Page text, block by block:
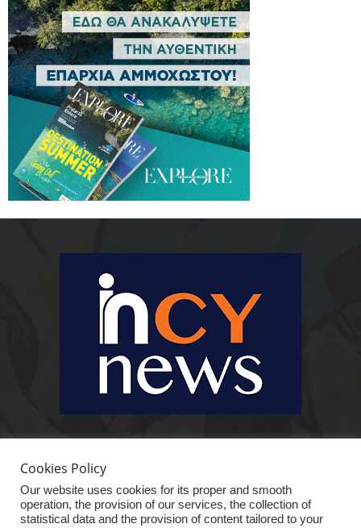
είστε πραγματικά in cynews στην επικαιρότητα.
Cookies Policy
Our website uses cookies for its proper and smooth
operation, the provision of our services, the collection of
statistical data and the provision of content tailored to your